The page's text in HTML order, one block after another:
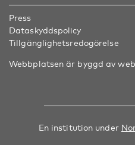
Press
Dataskyddspolicy
Tillgänglighetsredogörelse
Webbplatsen är byggd av
En institution under